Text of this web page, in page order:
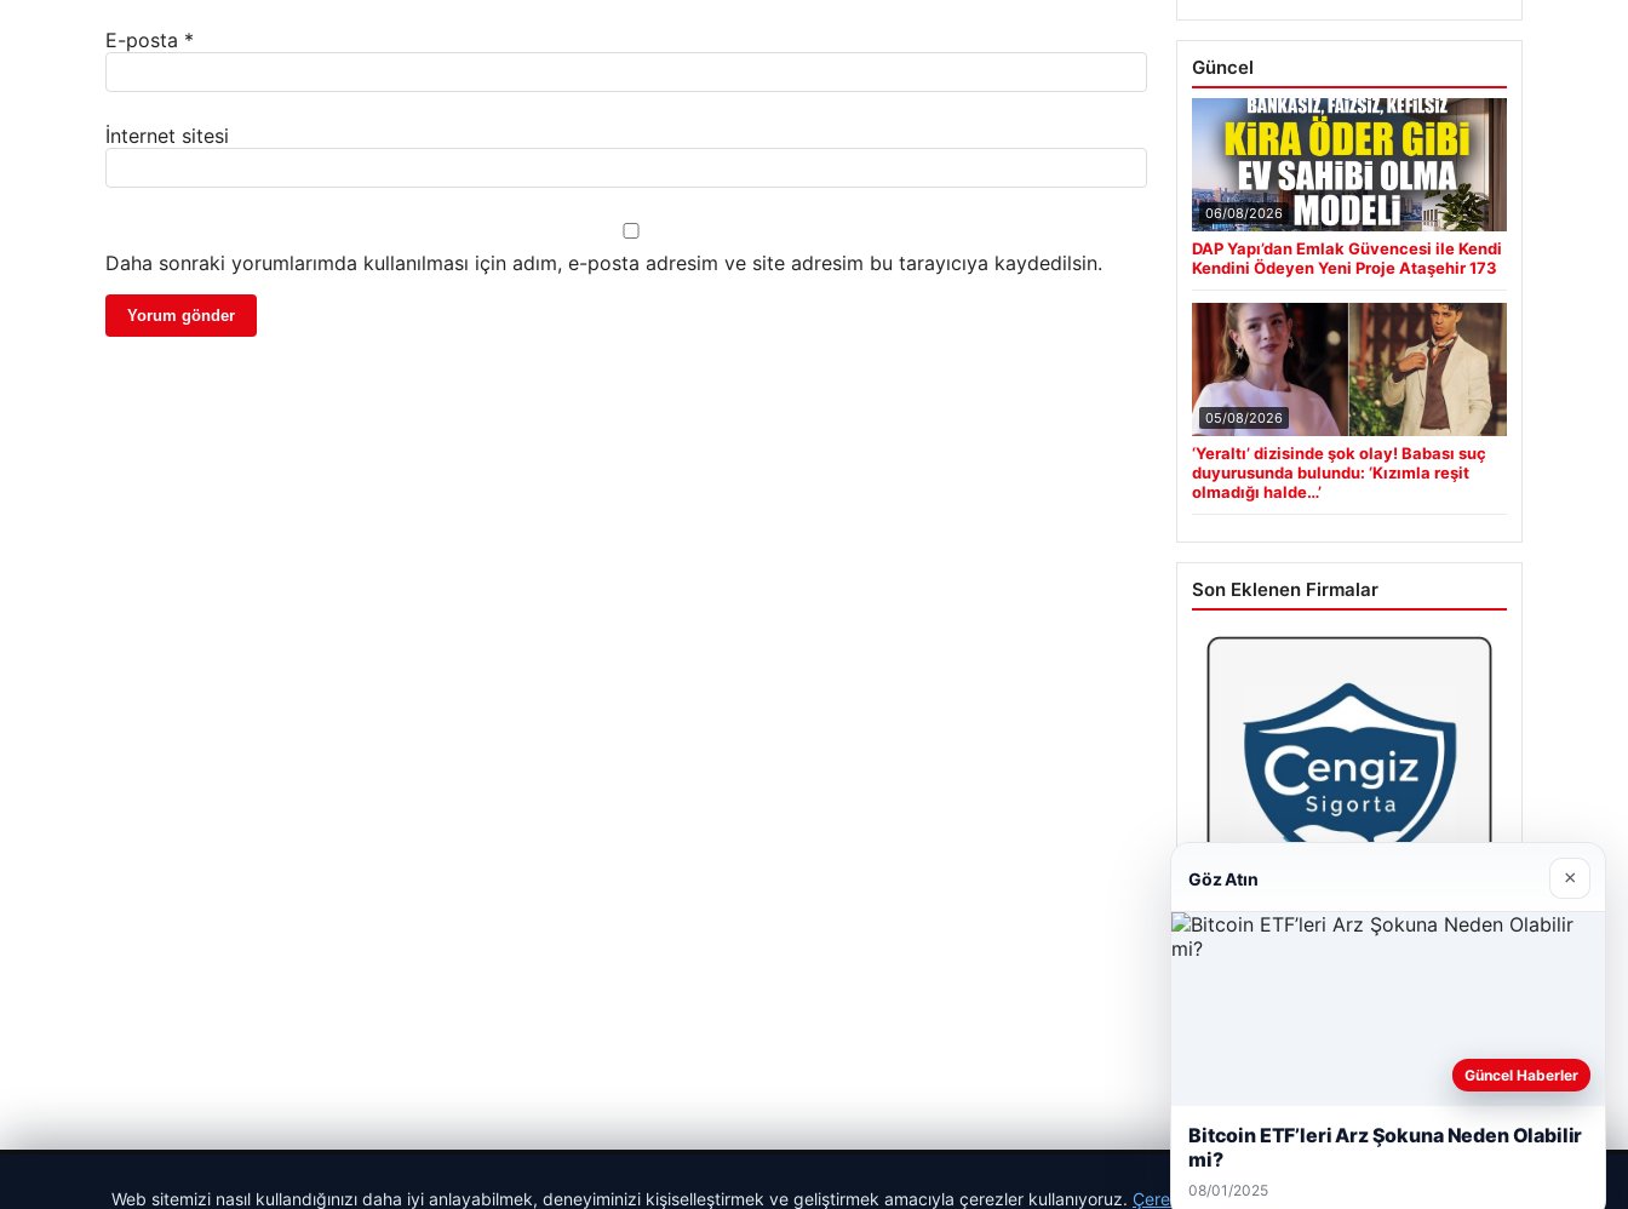
E-posta *
İnternet sitesi
Daha sonraki yorumlarımda kullanılması için adım, e-posta adresim ve site adresim bu tarayıcıya kaydedilsin.
Güncel
06/08/2026
DAP Yapı’dan Emlak Güvencesi ile Kendi
Kendini Ödeyen Yeni Proje Ataşehir 173
05/08/2026
‘Yeraltı’ dizisinde şok olay! Babası suç
duyurusunda bulundu: ‘Kızımla reşit
olmadığı halde…’
Son Eklenen Firmalar
Cengiz Sigorta
Web sitemizi nasıl kullandığınızı daha iyi anlayabilmek, deneyiminizi kişiselleştirmek ve geliştirmek amacıyla çerezler kullanıyoruz. Çerez Politikamız
Göz Atın ×
Güncel Haberler
Bitcoin ETF’leri Arz Şokuna Neden Olabilir
mi?
08/01/2025